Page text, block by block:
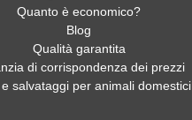
Quanto è economico?
Blog
Qualità garantita
di corrispondenza dei prezzi
salvataggi per animali domestici